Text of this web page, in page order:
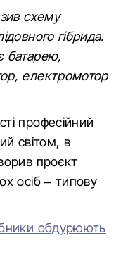
схему
гібрида.
батарею,
електромотор
професійний
світом, в
проєкт
осіб – типову
обдурюють